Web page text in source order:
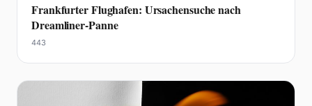
Frankfurter Flughafen: Ursachensuche nach
Dreamliner-Panne
443